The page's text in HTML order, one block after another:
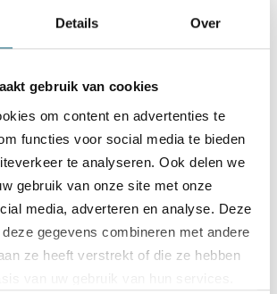
Details Over
gebruik van cookies
om content en advertenties te
functies voor social media te bieden
te analyseren. Ook delen we
gebruik van onze site met onze
media, adverteren en analyse. Deze
gegevens combineren met andere
ze heeft verstrekt of die ze hebben
Sufficio 2.0 worden de begeleiders van